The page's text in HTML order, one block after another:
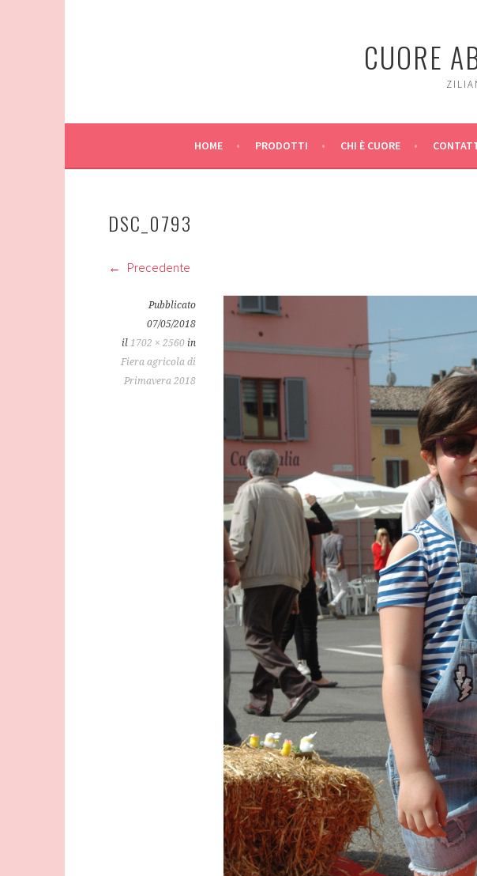
CUORE
HOME PRODOTTI CHI È CUORE
DSC_0793
Precedente
Pubblicato
07/05/2018
il 1702 × 2560 in
Fiera agricola di
Primavera 2018